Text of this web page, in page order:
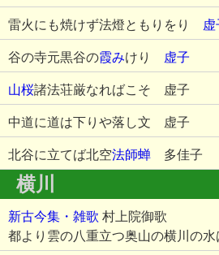
雷火にも焼けず法燈ともりをり 虚
谷の寺元黒谷の霞みけり 虚子
山桜諸法荘厳なればこそ 虚子
中道に道は下りや落し文 虚子
北谷に立てば北空法師蝉 多佳子
横川
新古今集・雑歌 村上院御歌
都より雲の八重立つ奥山の横川の